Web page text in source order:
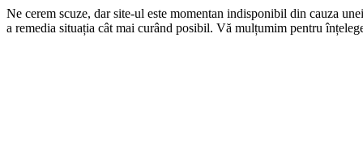
Ne cerem scuze, dar site-ul este momentan indisponibil din cauza
a remedia situația cât mai curând posibil. Vă mulțumim pentru